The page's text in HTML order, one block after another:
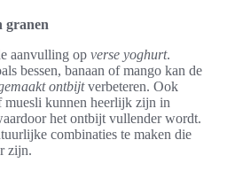
granen
aanvulling op verse yoghurt.
bessen, banaan of mango kan de
ontbijtverbeteren. Ook
muesli kunnen heerlijk zijn in
het ontbijt vullender wordt.
combinaties te maken die
zijn.